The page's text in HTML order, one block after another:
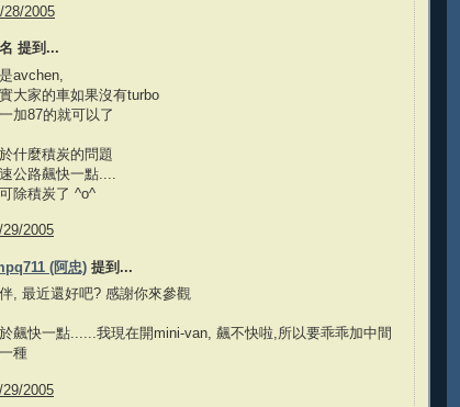
28/2005
提到...
avchen,
大家的車如果沒有turbo
加87的就可以了
什麼積炭的問題
公路飆快一點....
除積炭了 ^o^
29/2005
(阿忠) 提到...
, 最近還好吧? 感謝你來參觀
飆快一點......我現在開mini-van, 飆不快啦,所以要乖乖加中間
種
29/2005